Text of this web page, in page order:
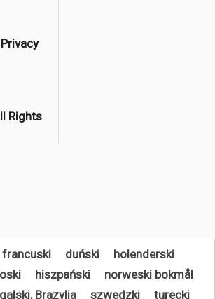
iPrivacy
Rights
francuski duński
holenderski
hiszpański
norweski bokmål
Brazylia szwedzki turecki